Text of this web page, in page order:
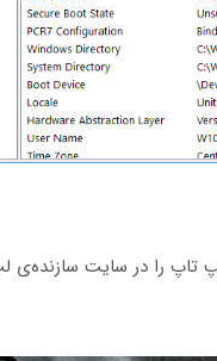
را در سایت سازنده‌ی